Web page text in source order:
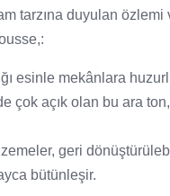
tarzına duyulan özlemi
esinle mekânlara
çok açık olan bu ara
geri
bütünleşir.